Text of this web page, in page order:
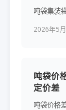
吨袋集装
2026年5
吨袋价
定价差
吨袋价格